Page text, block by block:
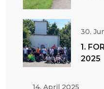
30.
1.
2025
14. April 2025